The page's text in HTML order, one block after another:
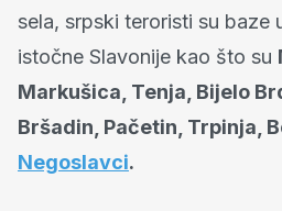
sela, srpski teroristi su baze
istočne Slavonije kao što su
Markušica, Tenja, Bijelo
Bršadin, Pačetin, Trpinja,
Negoslavci.